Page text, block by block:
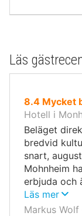
Läs
8.4av
10,
Mycket
Hotell i
Beläget
bredvid
snart,
Mohnheim
erbjuda och
lättillgängligt
Düsseldorf
Läs mer
Markus